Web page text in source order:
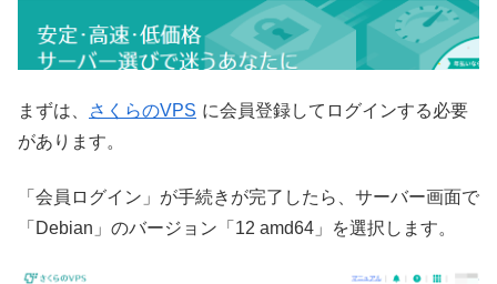
まずは、 さくらのVPS に会員登録してログインする必要
があります。
「会員ログイン」が手続きが完了したら、サーバー画面で
「Debian」のバージョン「12 amd64」を選択します。